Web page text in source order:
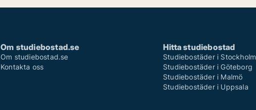
Om studiebostad.se
Om studiebostad.se
Kontakta oss
Hitta studiebostad
Studiebostäder i Stockholm
Studiebostäder i Göteborg
Studiebostäder i Malmö
Studiebostäder i Uppsala